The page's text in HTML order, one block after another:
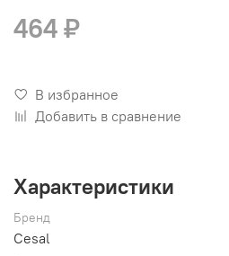
464 ₽
В избранное
Добавить в сравнение
Характеристики
Бренд
Cesal